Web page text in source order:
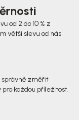
od 2 do 10 % z
větší slevu od nás
změřit
každou příležitost.